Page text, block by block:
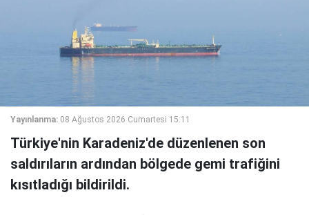
Yayınlanma: 08 Ağustos 2026 Cumartesi 15:11
Türkiye'nin Karadeniz'de düzenlenen son
saldırıların ardından bölgede gemi trafiğini
kısıtladığı bildirildi.